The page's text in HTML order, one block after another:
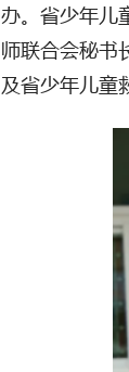
办。省少年儿
师联合会秘书
及省少年儿童